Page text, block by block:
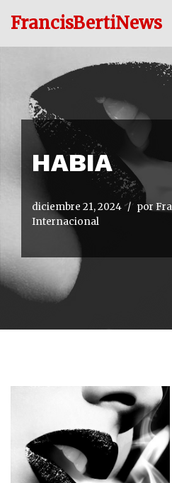
contenido
FrancisBertiNews
HABIA
diciembre 21, 2024 por
Internacional